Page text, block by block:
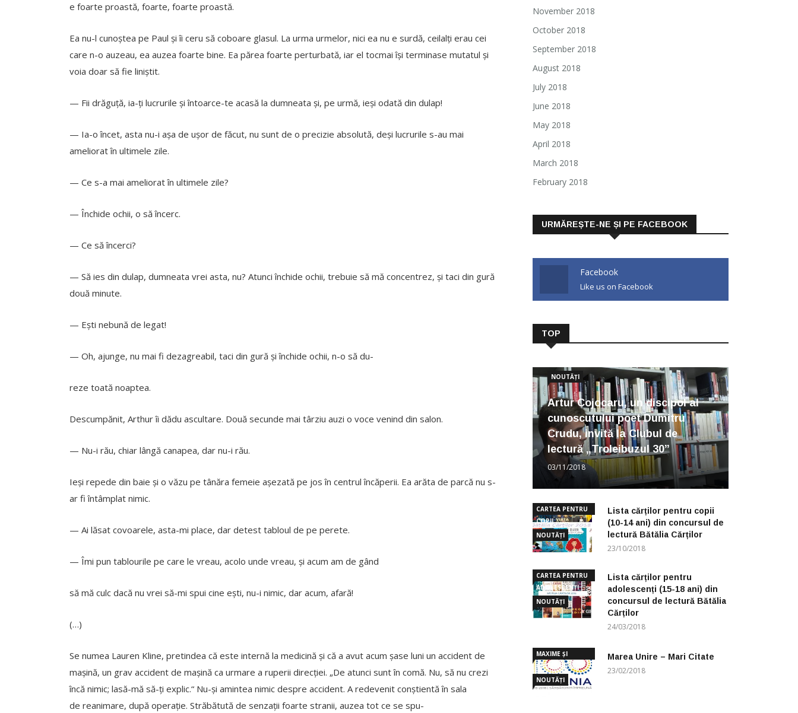
e foarte proastă, foarte, foarte proastă.
Ea nu-l cunoștea pe Paul și îi ceru să coboare glasul. La urma urmelor, nici ea nu e surdă, ceilalți erau cei
care n-o auzeau, ea auzea foarte bine. Ea părea foarte perturbată, iar el tocmai își terminase mutatul și
voia doar să fie liniștit.
— Fii drăguță, ia-ți lucrurile și întoarce-te acasă la dumneata și, pe urmă, ieși odată din dulap!
— Ia-o încet, asta nu-i așa de ușor de făcut, nu sunt de o precizie absolută, deși lucrurile s-au mai
ameliorat în ultimele zile.
— Ce s-a mai ameliorat în ultimele zile?
— Închide ochii, o să încerc.
— Ce să încerci?
— Să ies din dulap, dumneata vrei asta, nu? Atunci închide ochii, trebuie să mă concentrez, și taci din gură
două minute.
— Ești nebună de legat!
— Oh, ajunge, nu mai fi dezagreabil, taci din gură și închide ochii, n-o să du-
reze toată noaptea.
Descumpănit, Arthur îi dădu ascultare. Două secunde mai târziu auzi o voce venind din salon.
— Nu-i rău, chiar lângă canapea, dar nu-i rău.
Ieși repede din baie și o văzu pe tânăra femeie așezată pe jos în centrul încăperii. Ea arăta de parcă nu s-
ar fi întâmplat nimic.
— Ai lăsat covoarele, asta-mi place, dar detest tabloul de pe perete.
— Îmi pun tablourile pe care le vreau, acolo unde vreau, și acum am de gând
să mă culc dacă nu vrei să-mi spui cine ești, nu-i nimic, dar acum, afară!
(…)
Se numea Lauren Kline, pretindea că este internă la medicină și că a avut acum șase luni un accident de
mașină, un grav accident de mașină ca urmare a ruperii direcției. „De atunci sunt în comă. Nu, să nu crezi
încă nimic; lasă-mă să-ți explic.“ Nu-și amintea nimic despre accident. A redevenit conștientă în sala
de reanimare, după operație. Străbătută de senzații foarte stranii, auzea tot ce se spu-
November 2018
October 2018
September 2018
August 2018
July 2018
June 2018
May 2018
April 2018
March 2018
February 2018
URMĂREȘTE-NE ȘI PE FACEBOOK
Facebook
Like us on Facebook
TOP
NOUTĂȚI
Artur Cojocaru, un discipol al
cunoscutului poet Dumitru
Crudu, invită la Clubul de
lectură „Troleibuzul 30”
03/11/2018
CARTEA PENTRU
COPII
NOUTĂȚI
Lista cărților pentru copii
(10-14 ani) din concursul de
lectură Bătălia Cărților
23/10/2018
CARTEA PENTRU
ADOLESCENȚI
NOUTĂȚI
Lista cărților pentru
adolescenți (15-18 ani) din
concursul de lectură Bătălia
Cărților
24/03/2018
MAXIME ȘI
CUGETĂRI
NOUTĂȚI
Marea Unire – Mari Citate
23/02/2018